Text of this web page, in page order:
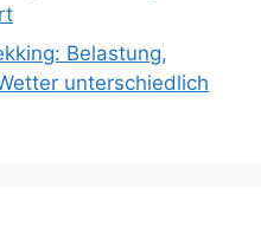
Belastung,
unterschiedlich